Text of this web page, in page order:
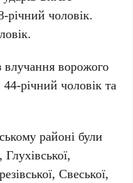
річний чоловік.
влучання ворожого
річний чоловік та
районі були
Свеської,